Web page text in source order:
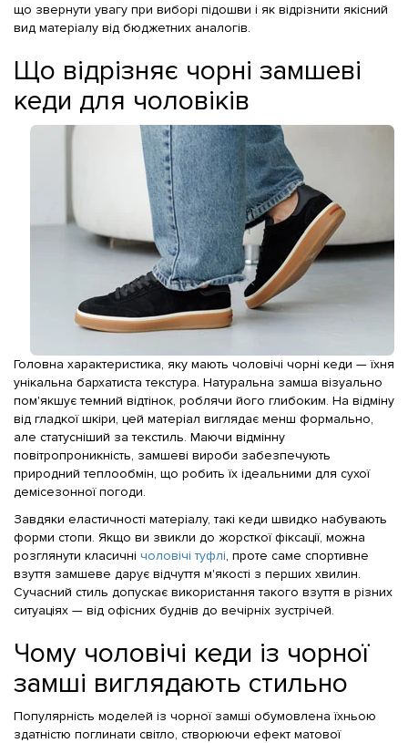
що звернути увагу при виборі підошви і як відрізнити якісний
вид матеріалу від бюджетних аналогів.
Що відрізняє чорні замшеві
кеди для чоловіків
Головна характеристика, яку мають чоловічі чорні кеди — їхня
унікальна бархатиста текстура. Натуральна замша візуально
пом'якшує темний відтінок, роблячи його глибоким. На відміну
від гладкої шкіри, цей матеріал виглядає менш формально,
але статусніший за текстиль. Маючи відмінну
повітропроникність, замшеві вироби забезпечують
природний теплообмін, що робить їх ідеальними для сухої
демісезонної погоди.
Завдяки еластичності матеріалу, такі кеди швидко набувають
форми стопи. Якщо ви звикли до жорсткої фіксації, можна
розглянути класичні чоловічі туфлі, проте саме спортивне
взуття замшеве дарує відчуття м'якості з перших хвилин.
Сучасний стиль допускає використання такого взуття в різних
ситуаціях — від офісних буднів до вечірніх зустрічей.
Чому чоловічі кеди із чорної
замші виглядають стильно
Популярність моделей із чорної замші обумовлена їхньою
здатністю поглинати світло, створюючи ефект матової